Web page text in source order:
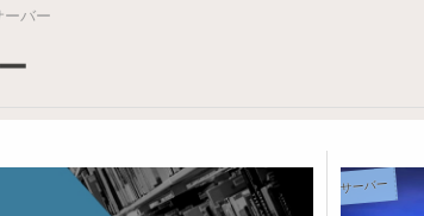
ーバー
サーバー